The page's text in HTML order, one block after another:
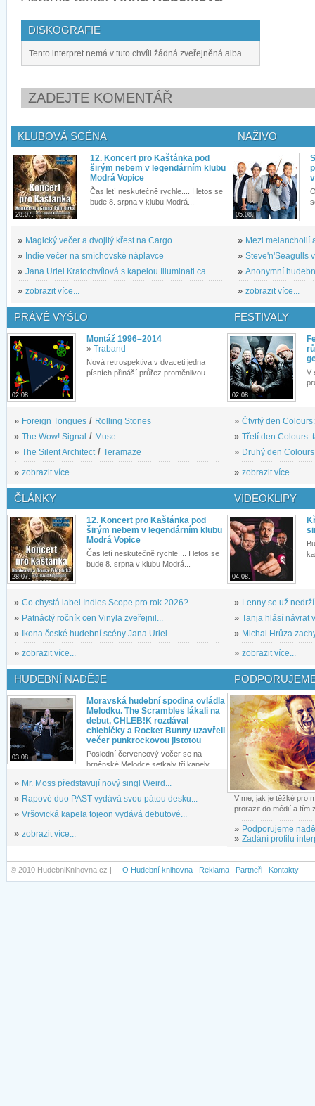
DISKOGRAFIE
Tento interpret nemá v tuto chvíli žádná zveřejněná alba ...
ZADEJTE KOMENTÁŘ
KLUBOVÁ SCÉNA
28.07.
12. Koncert pro Kaštánka pod
širým nebem v legendárním klubu
Modrá Vopice
Čas letí neskutečně rychle.... I letos se
bude 8. srpna v klubu Modrá...
» Magický večer a dvojitý křest na Cargo...
» Indie večer na smíchovské náplavce
» Jana Uriel Kratochvílová s kapelou Illuminati.ca...
» zobrazit více...
NAŽIVO
05.08.
» Mezi melancholií
» Steve'n'Seagulls
» Anonymní
» zobrazit více...
PRÁVĚ VYŠLO
02.08.
Montáž 1996–2014
» Traband
Nová retrospektiva v dvaceti jedna
písních přináší průřez proměnlivou...
» Foreign Tongues / Rolling Stones
» The Wow! Signal / Muse
» The Silent Architect/ Teramaze
» zobrazit více...
FESTIVALY
02.08.
V
» Čtvrtý den
» Třetí den Colours:
» Druhý den
» zobrazit více...
ČLÁNKY
28.07.
12. Koncert pro Kaštánka pod
širým nebem v legendárním klubu
Modrá Vopice
Čas letí neskutečně rychle.... I letos se
bude 8. srpna v klubu Modrá...
» Co chystá label Indies Scope pro rok 2026?
» Patnáctý ročník cen Vinyla zveřejnil...
» Ikona české hudební scény Jana Uriel...
» zobrazit více...
VIDEOKLIPY
04.08.
» Lenny se už
» Tanja hlásí návrat
» Michal Hrůza
» zobrazit více...
HUDEBNÍ NADĚJE
03.08.
Moravská hudební spodina ovládla
Melodku. The Scrambles lákali na
debut, CHLEB!K rozdával
chlebíčky a Rocket Bunny uzavřeli
večer punkrockovou jistotou
Poslední červencový večer se na
brněnské Melodce setkaly tři kapely...
» Mr. Moss představují nový singl Weird...
» Rapové duo PAST vydává svou pátou desku...
» Vršovická kapela tojeon vydává debutové...
» zobrazit více...
Víme, jak je těžké pro
prorazit do médií a tím
» Podporujeme
» Zadání profilu
© 2010 HudebniKnihovna.cz | O Hudební knihovna Reklama Partneři Kontakty